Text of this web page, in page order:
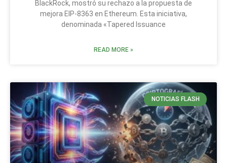
BlackRock, mostró su rechazo a la propuesta de
mejora EIP-8363 en Ethereum. Esta iniciativa,
denominada «Tapered Issuance
READ MORE »
NOTICIAS FLASH